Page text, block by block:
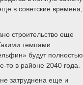
в советские времена,
строительство еще
темпами
будут полностью
то в районе 2040 года.
затруднена еще и